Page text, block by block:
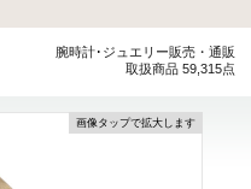
腕時計･ジュエリー販売・通販
取扱商品 59,315点
画像タップで拡大します